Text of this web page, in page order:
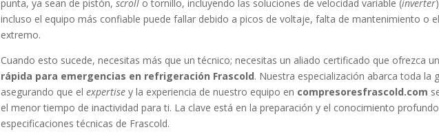
punta, ya sean de pistón,scroll o tornillo, incluyendo las soluciones de velocidad variable (inverter
incluso el equipo más confiable puede fallar debido a picos de voltaje, falta de mantenimiento o
extremo.
Cuando esto sucede, necesitas más que un técnico; necesitas un aliado certificado que ofrezca
rápida para emergencias en refrigeración Frascold. Nuestra especialización abarca toda la
asegurando que elexpertise y la experiencia de nuestro equipo en compresoresfrascold.com
el menor tiempo de inactividad para ti. La clave está en la preparación y el conocimiento
especificaciones técnicas de Frascold.